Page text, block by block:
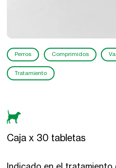
Perros Comprimidos
Tratamiento
Caja x 30 tabletas